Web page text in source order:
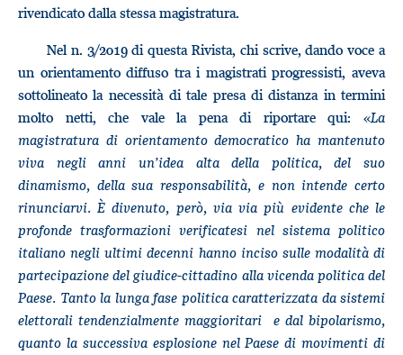
rivendicato dalla stessa magistratura.
Nel n. 3/2019 di questa Rivista, chi scrive, dando voce a
un orientamento diffuso tra i magistrati progressisti, aveva
sottolineato la necessità di tale presa di distanza in termini
molto netti, che vale la pena di riportare qui: «La
magistratura di orientamento democratico ha mantenuto
viva negli anni un’idea alta della politica, del suo
dinamismo, della sua responsabilità, e non intende certo
rinunciarvi. È divenuto, però, via via più evidente che le
profonde trasformazioni verificatesi nel sistema politico
italiano negli ultimi decenni hanno inciso sulle modalità di
partecipazione del giudice-cittadino alla vicenda politica del
Paese. Tanto la lunga fase politica caratterizzata da sistemi
elettorali tendenzialmente maggioritari e dal bipolarismo,
quanto la successiva esplosione nel Paese di movimenti di